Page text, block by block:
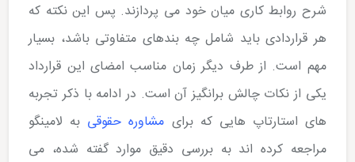
شرح روابط کاری میان خود می پردازند. پس این نکته که
هر قراردادی باید شامل چه بندهای متفاوتی باشد، بسیار
مهم است. از طرف دیگر زمان مناسب امضای این قرارداد
یکی از نکات چالش برانگیز آن است. در ادامه با ذکر تجربه­‌
های استارتاپ هایی که برای مشاوره حقوقی به لامینگو
مراجعه کرده اند به بررسی دقیق موارد گفته شده، می